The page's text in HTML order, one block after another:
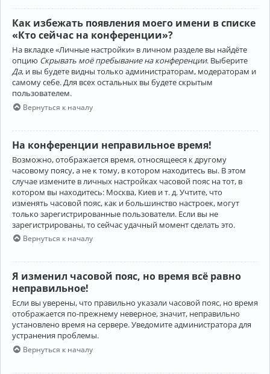
Как избежать появления моего имени в списке
«Кто сейчас на конференции»?
На вкладке «Личные настройки» в личном разделе вы найдёте
опцию Скрывать моё пребывание на конференции. Выберите
Да, и вы будете видны только администраторам, модераторам и
самому себе. Для всех остальных вы будете скрытым
пользователем.
Вернуться к началу
На конференции неправильное время!
Возможно, отображается время, относящееся к другому
часовому поясу, а не к тому, в котором находитесь вы. В этом
случае измените в личных настройках часовой пояс на тот, в
котором вы находитесь: Москва, Киев и т. д. Учтите, что
изменять часовой пояс, как и большинство настроек, могут
только зарегистрированные пользователи. Если вы не
зарегистрированы, то сейчас удачный момент сделать это.
Вернуться к началу
Я изменил часовой пояс, но время всё равно
неправильное!
Если вы уверены, что правильно указали часовой пояс, но время
отображается по-прежнему неверное, значит, неправильно
установлено время на сервере. Уведомите администратора для
устранения проблемы.
Вернуться к началу